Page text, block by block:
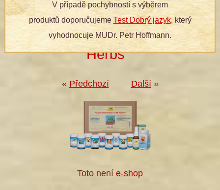
155 Domácí lékárnička TCM
Herbs®
« Předchozí Další »
Toto není e-shop
V případě pochybností s výběrem
produktů doporučujeme Test Dobrý jazyk, který
vyhodnocuje MUDr. Petr Hoffmann.